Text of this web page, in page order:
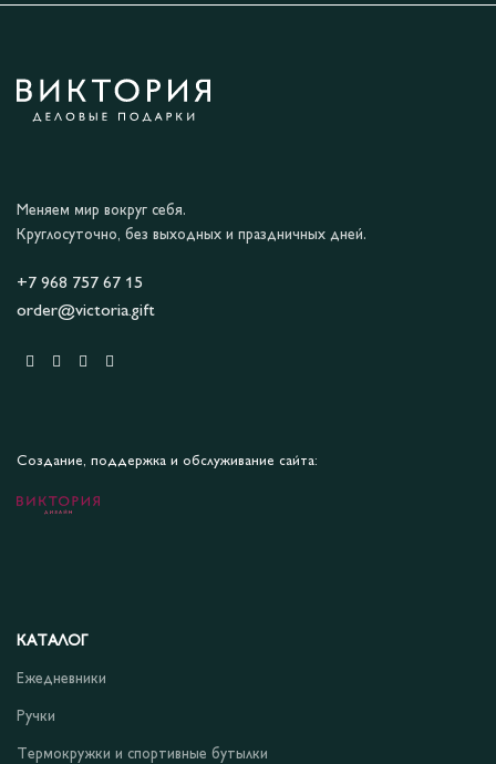
Меняем мир вокруг себя.
Круглосуточно, без выходных и праздничных дней.
+7 968 757 67 15
order@victoria.gift
Создание, поддержка и обслуживание сайта:
КАТАЛОГ
Ежедневники
Ручки
Термокружки и спортивные бутылки